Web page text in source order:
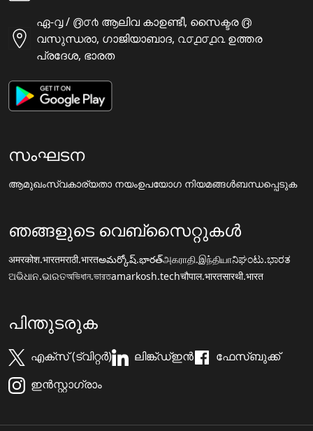
ഏ-൮ / ൫൦൪ ആലിവ കാഉണ്ടീ, സൈക്ടര ൫
വസുന്ധരാ, ഗാജിയാബാദ, ൨൦൧൦൧൨ ഉത്തര
പ്രദേശ, ഭാരത
സംഘടന
ആമുഖംസ്വകാര്യതാ നയംഉപയോഗ നിയമങ്ങൾബന്ധപ്പെടുക
ഞങ്ങളുടെ വെബ്സൈറ്റുകൾ
अमरकोश.भारतमराठी.भारतఅమర్కోష్.భారత్அகராதி.இந்தியாನಿಘಂಟು.ಭಾರತ
ଅଭିଧାନ.ଭାରତঅভিধান.ভারতamarkosh.techचौपाल.भारतसारथी.भारत
പിന്തുടരുക
എക്സ് (ട്വിറ്റർ) ലിങ്ക്ഡ്ഇൻ
ഫേസ്ബുക്ക്
ഇൻസ്റ്റാഗ്രാം